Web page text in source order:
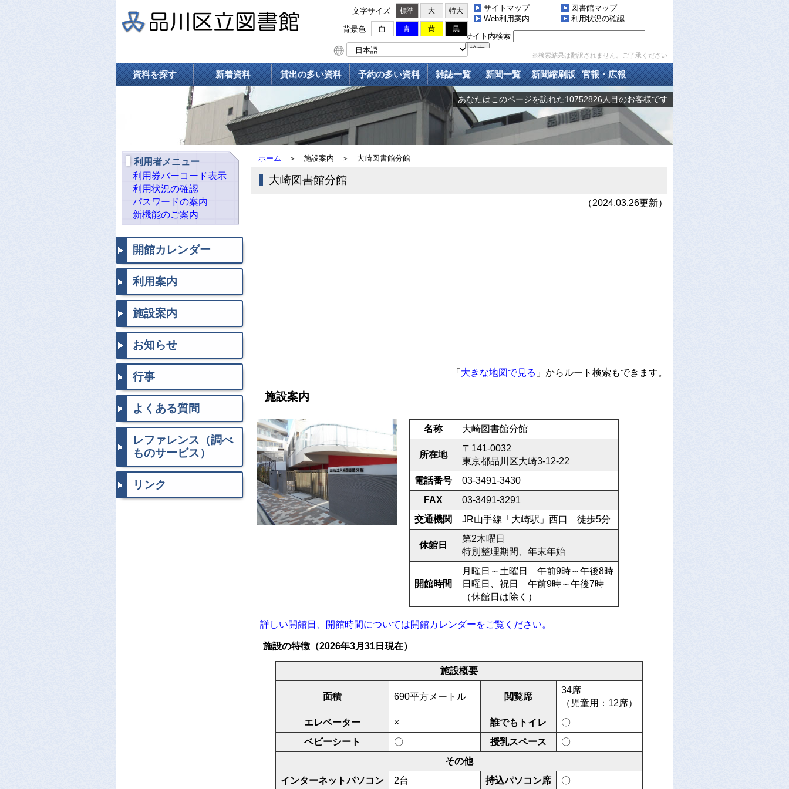
文字サイズ 標準 大 特大
背景色 白 青 黄 黒
サイトマップ
図書館マップ
Web利用案内
利用状況の確認
※検索結果は翻訳されません。ご了承ください
資料を探す 新着資料 貸出の多い資料 予約の多い資料 雑誌一覧 新聞一覧 新聞縮刷版 官報・広報
あなたはこのページを訪れた10752826人目のお客様です
利用者メニュー
利用券バーコード表示
利用状況の確認
パスワードの案内
新機能のご案内
開館カレンダー
利用案内
施設案内
お知らせ
行事
よくある質問
レファレンス（調べ
ものサービス）
リンク
ホーム ＞ 施設案内 ＞ 大崎図書館分館
大崎図書館分館
（2024.03.26更新）
「 大きな地図で見る 」からルート検索もできます。
施設案内
名称 大崎図書館分館
所在地
〒141-0032
東京都品川区大崎3-12-22
電話番号
03-3491-3430
FAX
03-3491-3291
交通機関
JR山手線「大崎駅」西口 徒歩5分
休館日
第2木曜日
特別整理期間、年末年始
開館時間
月曜日～土曜日 午前9時～午後8時
日曜日、祝日 午前9時～午後7時
（休館日は除く）
詳しい開館日、開館時間については開館カレンダーをご覧ください。
施設の特徴（2026年3月31日現在）
施設概要
面積 690平方メートル 閲覧席
34席
（児童用：12席）
エレベーター
× 誰でもトイレ
〇
ベビーシート
〇 授乳スペース
〇
その他
インターネットパソコン
2台 持込パソコン席 〇